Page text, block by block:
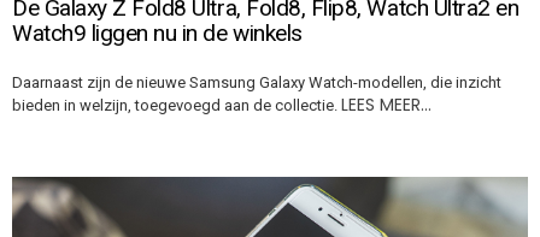
De Galaxy Z Fold8 Ultra, Fold8, Flip8, Watch Ultra2 en
Watch9 liggen nu in de winkels
Daarnaast zijn de nieuwe Samsung Galaxy Watch-modellen, die inzicht
bieden in welzijn, toegevoegd aan de collectie. LEES MEER…